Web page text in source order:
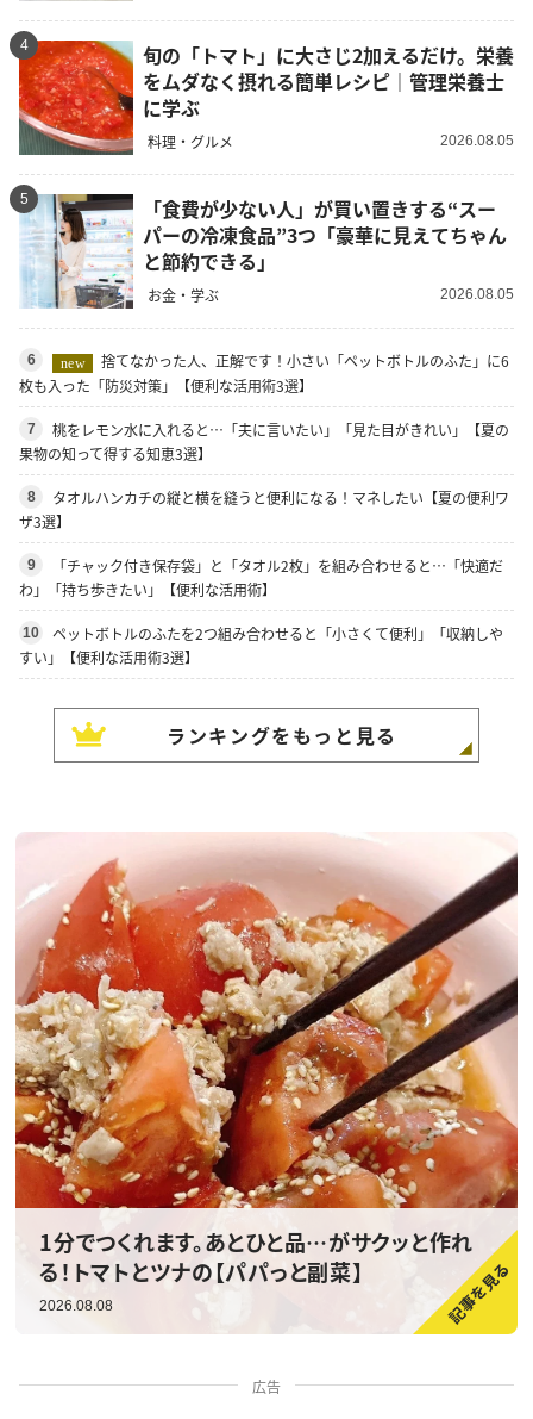
4
旬の「トマト」に大さじ2加えるだけ。栄養
をムダなく摂れる簡単レシピ｜管理栄養士
に学ぶ
料理・グルメ 2026.08.05
5
「食費が少ない人」が買い置きする“スー
パーの冷凍食品”3つ「豪華に見えてちゃん
と節約できる」
お金・学ぶ 2026.08.05
6 new
捨てなかった人、正解です！小さい「ペットボトルのふた」に6
枚も入った「防災対策」【便利な活用術3選】
7
桃をレモン水に入れると…「夫に言いたい」「見た目がきれい」【夏の
果物の知って得する知恵3選】
8
タオルハンカチの縦と横を縫うと便利になる！マネしたい【夏の便利ワ
ザ3選】
9
「チャック付き保存袋」と「タオル2枚」を組み合わせると…「快適だ
わ」「持ち歩きたい」【便利な活用術】
10
ペットボトルのふたを2つ組み合わせると「小さくて便利」「収納しや
すい」【便利な活用術3選】
ランキングをもっと見る
1分でつくれます。あとひと品…がサクッと作れ
る！トマトとツナの【パパっと副菜】
2026.08.08
広告